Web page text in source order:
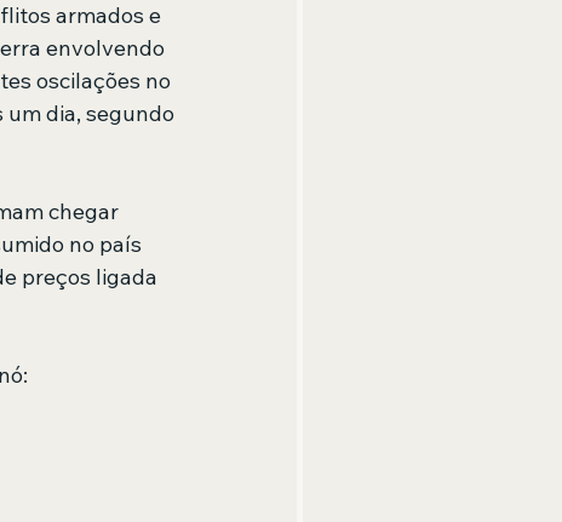
armados e
envolvendo
oscilações no
um dia, segundo
chegar
no país
preços ligada